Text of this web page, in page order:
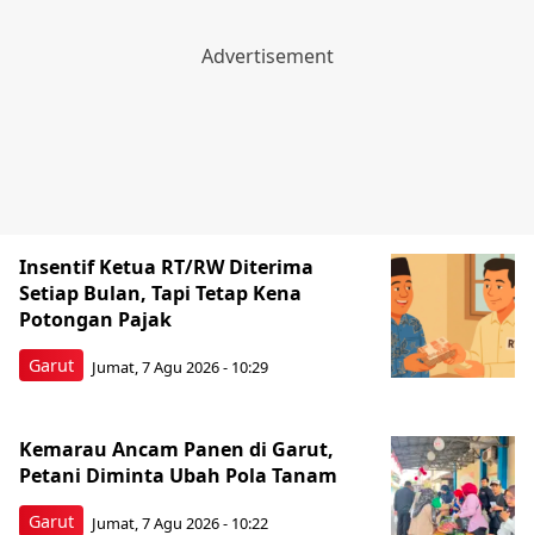
Garut
Insentif Ketua RT/RW Diterima
Setiap Bulan, Tapi Tetap Kena
Potongan Pajak
Jumat, 7 Agu 2026 - 10:29
Garut
Kemarau Ancam Panen di Garut,
Petani Diminta Ubah Pola Tanam
Jumat, 7 Agu 2026 - 10:22